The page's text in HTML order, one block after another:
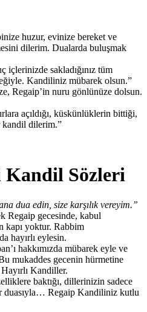
huzur, evinize bereket ve
dilerim. Dualarda buluşmak
içlerinizde sakladığınız tüm
Kandiliniz mübarek olsun.”
Regaip’in nuru gönlünüze dolsun.
açıldığı, küskünlüklerin bittiği,
dilerim.”
Kandil Sözleri
dua edin, size karşılık vereyim.”
Regaip gecesinde, kabul
kapı yoktur. Rabbim
hayırlı eylesin.
hakkımızda mübarek eyle ve
mukaddes gecenin hürmetine
Kandiller.
baktığı, dillerinizin sadece
duasıyla… Regaip Kandiliniz kutlu